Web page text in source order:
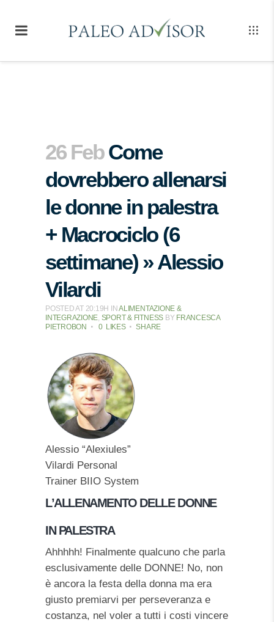
26 FebCome
dovrebbero allenarsi
le donne in palestra
+ Macrociclo (6
settimane) » Alessio
Vilardi
POSTED AT 20:19H INALIMENTAZIONE &
INTEGRAZIONE, SPORT & FITNESS BY FRANCESCA
PIETROBON
0 LIKES SHARE
Alessio “Alexiules”
Vilardi Personal
Trainer BIIO System
L’ALLENAMENTO DELLE DONNE
IN PALESTRA
Ahhhhh! Finalmente qualcuno che parla
esclusivamente delle DONNE! No, non
è ancora la festa della donna ma era
giusto premiarvi per perseveranza e
costanza, nel voler a tutti i costi vincere